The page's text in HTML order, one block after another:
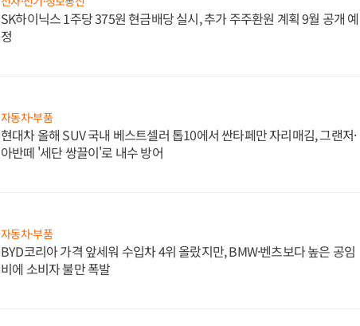
SK하이닉스 1주당 375원 현금배당 실시, 추가 주주환원 계획 9월 공개 예
정
자동차·부품
현대차 올해 SUV 국내 베스트셀러 톱10에서 싼타페만 자리매김, 그랜저·
아반떼 '세단 쌍끌이'로 내수 방어
자동차·부품
BYD코리아 가격 앞세워 수입차 4위 올랐지만, BMW·벤츠보다 높은 공임
비에 소비자 불만 폭발